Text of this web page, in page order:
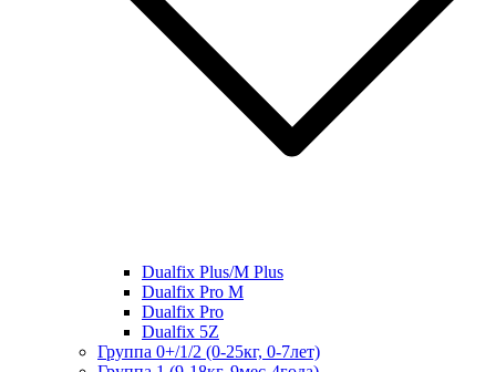
Dualfix Plus/M Plus
Dualfix Pro M
Dualfix Pro
Dualfix 5Z
Группа 0+/1/2 (0-25кг, 0-7лет)